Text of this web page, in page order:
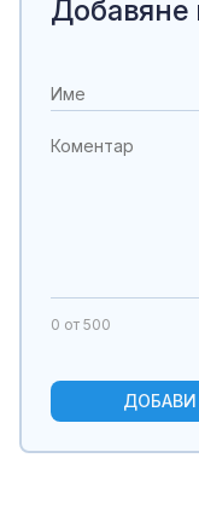
Добавяне
0 от 500
ДОБАВИ